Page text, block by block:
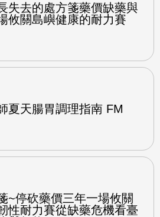
失去的處方箋藥價缺藥與
攸關島嶼健康的耐力賽
夏天腸胃調理指南 FM
~停砍藥價三年一場攸關
性耐力賽從缺藥危機看臺